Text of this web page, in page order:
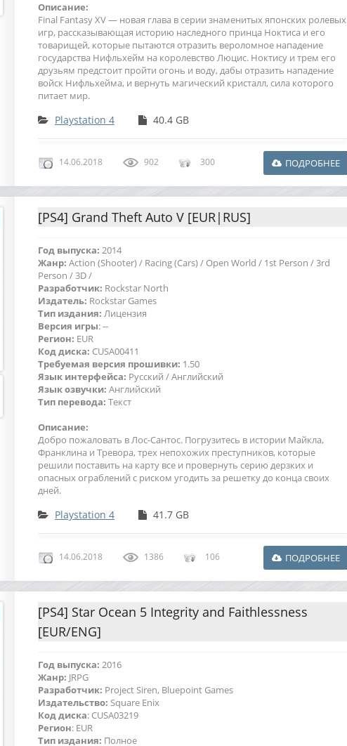
Описание:
Final Fantasy XV — новая глава в серии знаменитых японских ролевых
игр, рассказывающая историю наследного принца Ноктиса и его
товарищей, которые пытаются отразить вероломное нападение
государства Нифльхейм на королевство Люцис. Ноктису и трем его
друзьям предстоит пройти огонь и воду, дабы отразить нападение
войск Нифльхейма, и вернуть магический кристалл, сила которого
питает мир.
Playstation 4 40.4 GB
14.06.2018 902 300 ПОДРОБНЕЕ
[PS4] Grand Theft Auto V [EUR|RUS]
Год выпуска: 2014
Жанр: Action (Shooter) / Racing (Cars) / Open World / 1st Person / 3rd
Person / 3D /
Разработчик: Rockstar North
Издатель: Rockstar Games
Тип издания: Лицензия
Версия игры: --
Регион: EUR
Код диска: CUSA00411
Требуемая версия прошивки: 1.50
Язык интерфейса: Русский / Английский
Язык озвучки: Английский
Тип перевода: Текст
Описание:
Добро пожаловать в Лос-Сантос. Погрузитесь в истории Майкла,
Франклина и Тревора, трех непохожих преступников, которые
решили поставить на карту все и провернуть серию дерзких и
опасных ограблений с риском угодить за решетку до конца своих
дней.
Playstation 4 41.7 GB
14.06.2018 1386 106 ПОДРОБНЕЕ
[PS4] Star Ocean 5 Integrity and Faithlessness
[EUR/ENG]
Год выпуска: 2016
Жанр: JRPG
Разработчик: Project Siren, Bluepoint Games
Издательство: Square Enix
Код диска: CUSA03219
Регион: EUR
Тип издания: Полное